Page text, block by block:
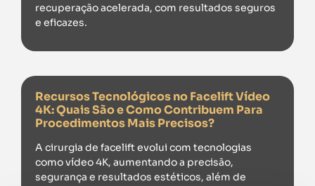
recuperação acelerada, com resultados seguros
e eficazes.
Recursos Tecnológicos no Facelift Vídeo
4K: Quais São e Como Contribuem Para
Procedimentos Mais Precisos?
A cirurgia de facelift evolui com tecnologias
como vídeo 4K, aumentando a precisão,
segurança e resultados estéticos, além de